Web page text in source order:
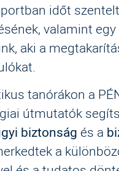
időt
valamint
aki a
tanórákon a
útmutatók
biztonság és a
a